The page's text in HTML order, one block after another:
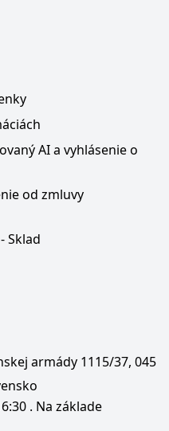
AI a vyhlásenie o
od zmluvy
Sklad
armády 1115/37, 045
. Na základe